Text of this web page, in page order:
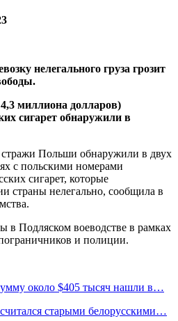
нелегального груза грозит
Польши обнаружили в двух
с польскими номерами
сигарет, которые
страны нелегально, сообщила в
Подляском воеводстве в рамках
и полиции.
около $405 тысяч нашли в…
старыми белорусскими…